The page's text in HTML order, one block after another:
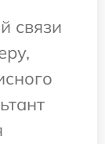
связи